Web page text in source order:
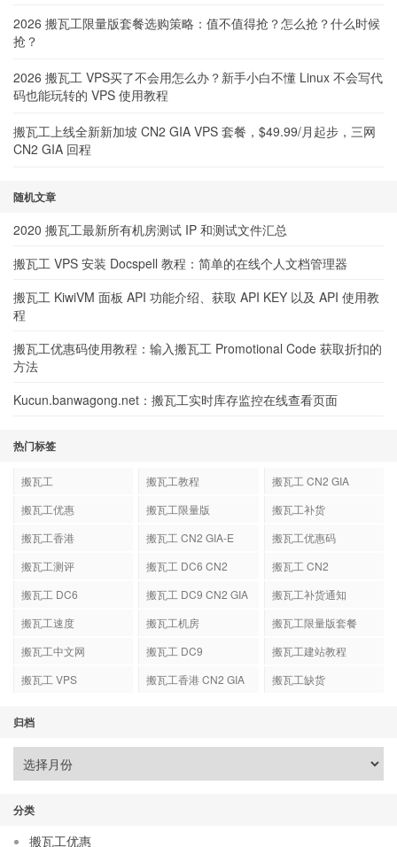
2026 搬瓦工限量版套餐选购策略：值不值得抢？怎么抢？什么时候
抢？
2026 搬瓦工 VPS买了不会用怎么办？新手小白不懂 Linux 不会写代
码也能玩转的 VPS 使用教程
搬瓦工上线全新新加坡 CN2 GIA VPS 套餐，$49.99/月起步，三网
CN2 GIA 回程
随机文章
2020 搬瓦工最新所有机房测试 IP 和测试文件汇总
搬瓦工 VPS 安装 Docspell 教程：简单的在线个人文档管理器
搬瓦工 KiwiVM 面板 API 功能介绍、获取 API KEY 以及 API 使用教
程
搬瓦工优惠码使用教程：输入搬瓦工 Promotional Code 获取折扣的
方法
Kucun.banwagong.net：搬瓦工实时库存监控在线查看页面
热门标签
搬瓦工 搬瓦工教程
搬瓦工 CN2 GIA
搬瓦工优惠
搬瓦工限量版
搬瓦工补货
搬瓦工香港
搬瓦工 CN2 GIA-E
搬瓦工优惠码
搬瓦工测评
搬瓦工 DC6 CN2
搬瓦工 CN2
搬瓦工 DC6
搬瓦工 DC9 CN2 GIA
搬瓦工补货通知
搬瓦工速度
搬瓦工机房
搬瓦工限量版套餐
搬瓦工中文网
搬瓦工 DC9
搬瓦工建站教程
搬瓦工 VPS
搬瓦工香港 CN2 GIA 搬瓦工缺货
归档
分类
搬瓦工优惠